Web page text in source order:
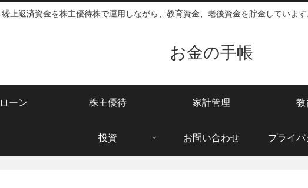
上返済資金を株主優待株で運用しながら、教育資金、老後資金を貯金していま
お金の手帳
ーン 株主優待 家計管理 教
投資 お問い合わせ プライ